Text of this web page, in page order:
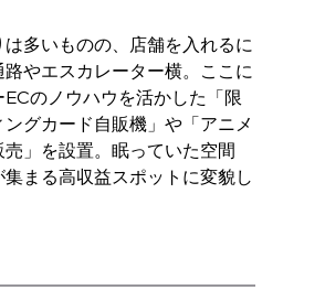
多いものの、店舗を入れるに
路やエスカレーター横。ここに
のノウハウを活かした「限
グカード自販機」や「アニメ
」を設置。眠っていた空間
まる高収益スポットに変貌し